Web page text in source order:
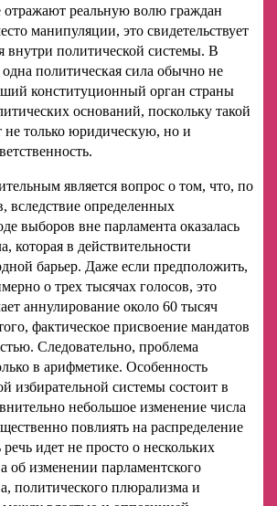
отражают реальную волю граждан
манипуляции, это свидетельствует
внутри политической системы. В
политическая сила обычно не
конституционный орган страны
оснований, поскольку такой
не только юридическую, но и
является вопрос о том, что, по
вследствие определенных
выборов вне парламента оказалась
которая в действительности
барьер. Даже если предположить,
о трех тысячах голосов, это
аннулирование около 60 тысяч
фактическое присвоение мандатов
Следовательно, проблема
в арифметике. Особенность
избирательной системы состоит в
небольшое изменение числа
повлиять на распределение
идет не просто о нескольких
об изменении парламентского
политического плюрализма и